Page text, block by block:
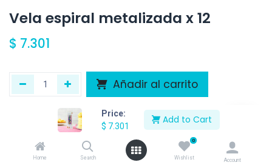
Price:
$ 7.301
Add to Cart
Home Search
0
Wishlist Account
Vela espiral metalizada x 12
$ 7.301
Añadir al carrito
Agregar a la lista de deseos